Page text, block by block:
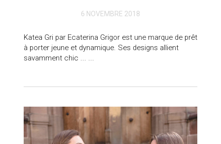
6 NOVEMBRE 2018
Katea Gri par Ecaterina Grigor est une marque de prêt
à porter jeune et dynamique. Ses designs allient
savamment chic ... ...